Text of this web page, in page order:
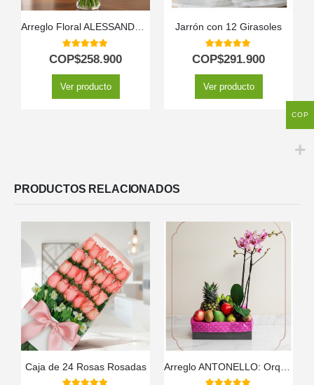
Arreglo Floral ALESSANDRA con Rosas Naranjas y Lirios Frescos 🧡
5.00out of 5
COP$258.900
Ver producto
Jarrón con 12 Girasoles
5.00out of 5
COP$291.900
Ver producto
PRODUCTOS RELACIONADOS
Caja de 24 Rosas Rosadas
COP